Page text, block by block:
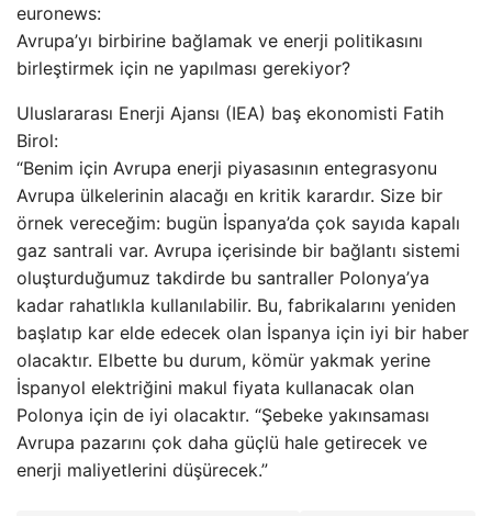
euronews:
Avrupa’yı birbirine bağlamak ve enerji politikasını
birleştirmek için ne yapılması gerekiyor?
Uluslararası Enerji Ajansı (IEA) baş ekonomisti Fatih
Birol:
“Benim için Avrupa enerji piyasasının entegrasyonu
Avrupa ülkelerinin alacağı en kritik karardır. Size bir
örnek vereceğim: bugün İspanya’da çok sayıda kapalı
gaz santrali var. Avrupa içerisinde bir bağlantı sistemi
oluşturduğumuz takdirde bu santraller Polonya’ya
kadar rahatlıkla kullanılabilir. Bu, fabrikalarını yeniden
başlatıp kar elde edecek olan İspanya için iyi bir haber
olacaktır. Elbette bu durum, kömür yakmak yerine
İspanyol elektriğini makul fiyata kullanacak olan
Polonya için de iyi olacaktır. “Şebeke yakınsaması
Avrupa pazarını çok daha güçlü hale getirecek ve
enerji maliyetlerini düşürecek.”